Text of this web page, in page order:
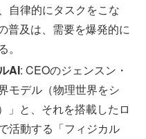
自律的にタスクをこな
普及は、需要を爆発的に
AI: CEOのジェンスン・
モデル（物理世界をシ
」と、それを搭載したロ
活動する「フィジカル